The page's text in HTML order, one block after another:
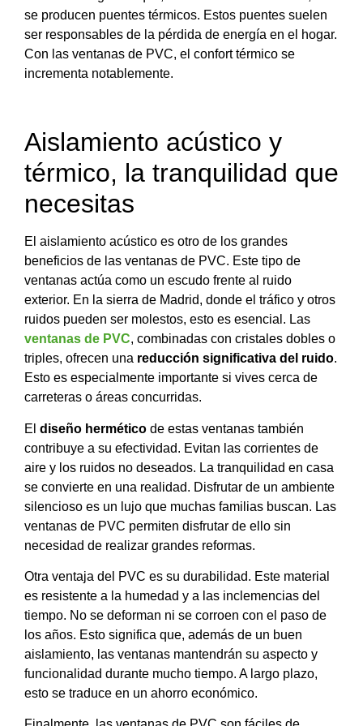
se producen puentes térmicos. Estos puentes suelen
ser responsables de la pérdida de energía en el hogar.
Con las ventanas de PVC, el confort térmico se
incrementa notablemente.
Aislamiento acústico y
térmico, la tranquilidad que
necesitas
El aislamiento acústico es otro de los grandes
beneficios de las ventanas de PVC. Este tipo de
ventanas actúa como un escudo frente al ruido
exterior. En la sierra de Madrid, donde el tráfico y otros
ruidos pueden ser molestos, esto es esencial. Las
ventanas de PVC, combinadas con cristales dobles o
triples, ofrecen una reducción significativa del ruido.
Esto es especialmente importante si vives cerca de
carreteras o áreas concurridas.
El diseño hermético de estas ventanas también
contribuye a su efectividad. Evitan las corrientes de
aire y los ruidos no deseados. La tranquilidad en casa
se convierte en una realidad. Disfrutar de un ambiente
silencioso es un lujo que muchas familias buscan. Las
ventanas de PVC permiten disfrutar de ello sin
necesidad de realizar grandes reformas.
Otra ventaja del PVC es su durabilidad. Este material
es resistente a la humedad y a las inclemencias del
tiempo. No se deforman ni se corroen con el paso de
los años. Esto significa que, además de un buen
aislamiento, las ventanas mantendrán su aspecto y
funcionalidad durante mucho tiempo. A largo plazo,
esto se traduce en un ahorro económico.